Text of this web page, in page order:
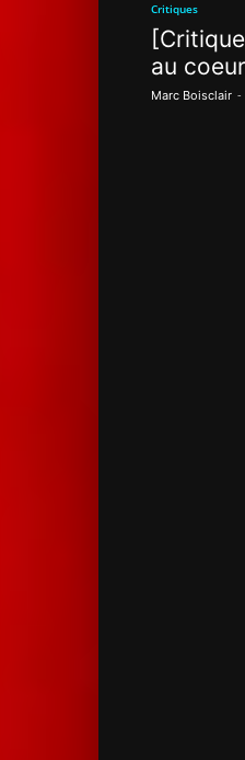
Critiques
au
Marc Boisclair -